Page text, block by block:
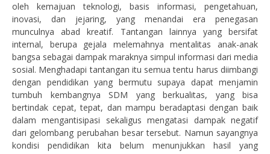
oleh kemajuan teknologi, basis informasi, pengetahuan,
inovasi, dan jejaring, yang menandai era penegasan
munculnya abad kreatif. Tantangan lainnya yang bersifat
internal, berupa gejala melemahnya mentalitas anak-anak
bangsa sebagai dampak maraknya simpul informasi dari media
sosial. Menghadapi tantangan itu semua tentu harus diimbangi
dengan pendidikan yang bermutu supaya dapat menjamin
tumbuh kembangnya SDM yang berkualitas, yang bisa
bertindak cepat, tepat, dan mampu beradaptasi dengan baik
dalam mengantisipasi sekaligus mengatasi dampak negatif
dari gelombang perubahan besar tersebut. Namun sayangnya
kondisi pendidikan kita belum menunjukkan hasil yang